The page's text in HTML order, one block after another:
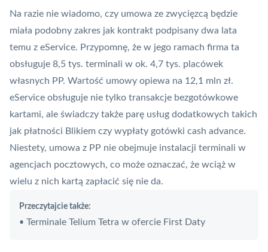
Na razie nie wiadomo, czy umowa ze zwycięzcą będzie
miała podobny zakres jak kontrakt podpisany dwa lata
temu z eService. Przypomnę, że w jego ramach firma ta
obsługuje 8,5 tys. terminali w ok. 4,7 tys. placówek
własnych PP. Wartość umowy opiewa na 12,1 mln zł.
eService obsługuje nie tylko transakcje bezgotówkowe
kartami, ale świadczy także parę usług dodatkowych takich
jak płatności Blikiem czy wypłaty gotówki cash advance.
Niestety, umowa z PP nie obejmuje instalacji terminali w
agencjach pocztowych, co może oznaczać, że wciąż w
wielu z nich kartą zapłacić się nie da.
Przeczytajcie także:
• Terminale Telium Tetra w ofercie First Daty